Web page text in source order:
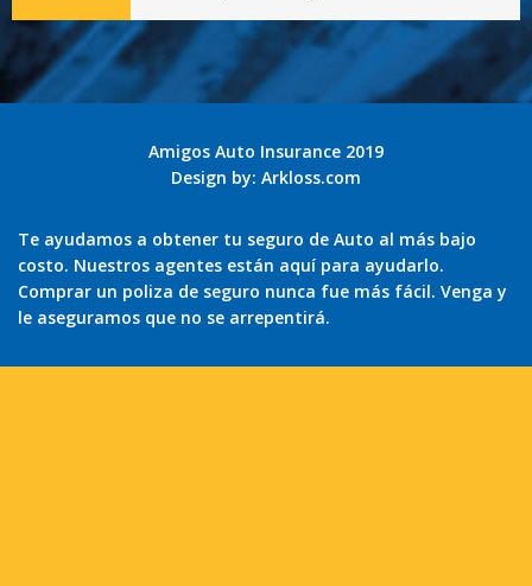
Amigos Auto Insurance 2019
Design by: Arkloss.com
Te ayudamos a obtener tu seguro de Auto al más bajo
costo. Nuestros agentes están aquí para ayudarlo.
Comprar un poliza de seguro nunca fue más fácil. Venga y
le aseguramos que no se arrepentirá.